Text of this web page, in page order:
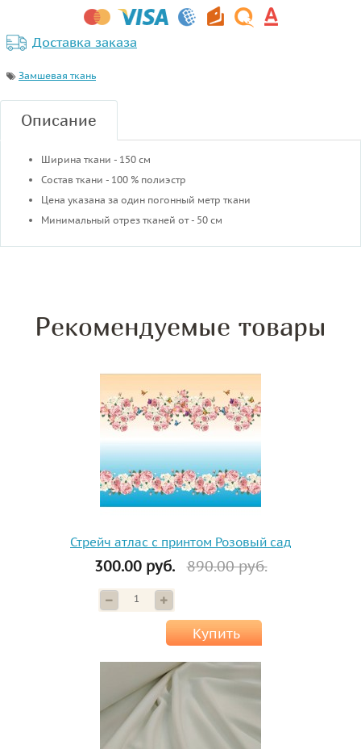
Доставка заказа
Замшевая ткань
Описание
Ширина ткани - 150 см
Состав ткани - 100 % полиэстр
Цена указана за один погонный метр ткани
Минимальный отрез тканей от - 50 см
Рекомендуемые товары
Стрейч атлас с принтом Розовый сад
300.00 руб. 890.00 руб.
Купить